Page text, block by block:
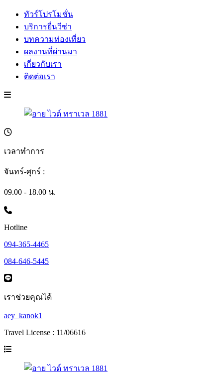
ทัวร์โปรโมชั่น
บริการยื่นวีซ่า
บทความท่องเที่ยว
ผลงานที่ผ่านมา
เกี่ยวกับเรา
ติดต่อเรา
เวลาทำการ
จันทร์-ศุกร์ :
09.00 - 18.00 น.
Hotline
094-365-4465
084-646-5445
เราช่วยคุณได้
aey_kanok1
Travel License : 11/06616